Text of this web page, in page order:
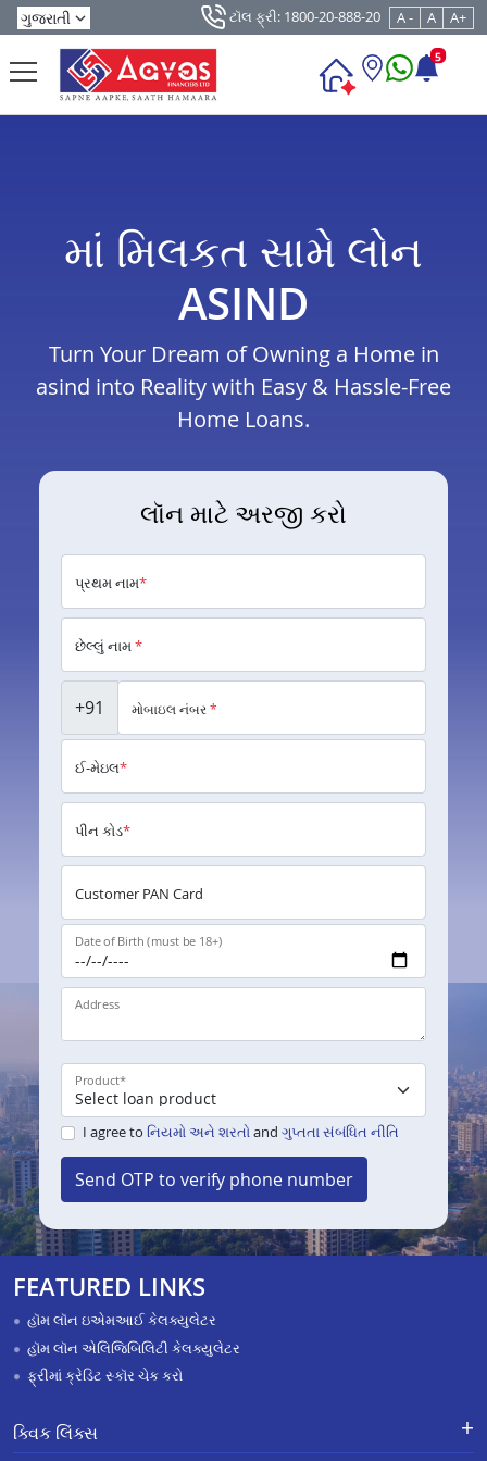
ટૉલ ફ્રી: 1800-20-888-20 A - A A+
5
માં મિલકત સામે લોન
ASIND
Turn Your Dream of Owning a Home in
asind into Reality with Easy & Hassle-Free
Home Loans.
લૉન માટે અરજી કરો
પ્રથમ નામ*
છેલ્લું નામ*
+91 મોબાઇલ નંબર*
ઈ-મેઇલ*
પીન કોડ*
Customer PAN Card
Date of Birth (must be 18+)
Address
Product*
I agree to નિયમો અને શરતોand ગુપ્તતા સંબંધિત નીતિ
Send OTP to verify phone number
FEATURED LINKS
હૉમ લૉન ઇએમઆઈ કેલક્યુલેટર
હૉમ લૉન એલિજિબિલિટી કેલક્યુલેટર
ફ્રીમાં ક્રેડિટ સ્કૉર ચેક કરો
ક્વિક લિંક્સ